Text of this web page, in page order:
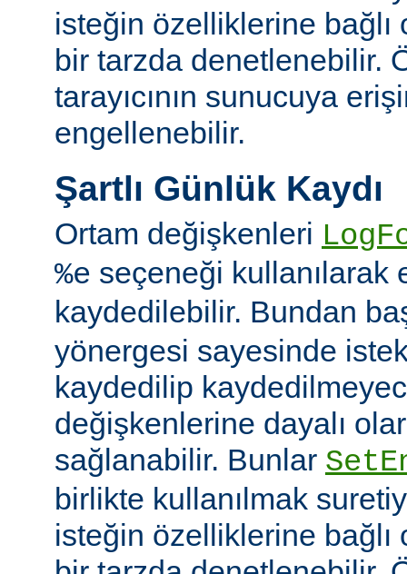
isteğin özelliklerine
bir tarzda denetlenebilir.
tarayıcının sunucuya
engellenebilir.
Şartlı Günlük Kaydı
Ortam değişkenleri
%e seçeneği kullanılarak
kaydedilebilir. Bundan
yönergesi sayesinde
kaydedilip
değişkenlerine dayalı
sağlanabilir. Bunlar
birlikte kullanılmak
isteğin özelliklerine